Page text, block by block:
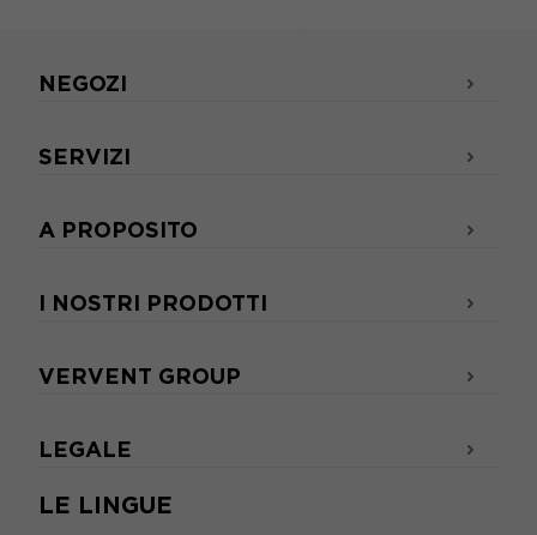
LE LINGUE
NEGOZI
SERVIZI
A PROPOSITO
I NOSTRI PRODOTTI
VERVENT GROUP
LEGALE